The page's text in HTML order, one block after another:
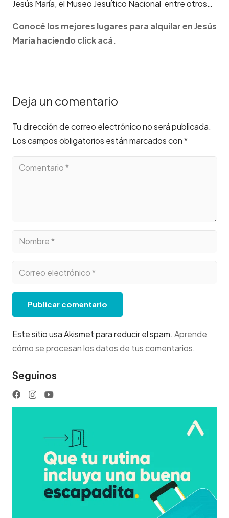
Jesús María, el Museo Jesuítico Nacional entre otros…
Conocé los mejores lugares para alquilar en Jesús
María haciendo click acá.
Deja un comentario
Tu dirección de correo electrónico no será publicada.
Los campos obligatorios están marcados con*
Publicar comentario
Este sitio usa Akismet para reducir el spam. Aprende
cómo se procesan los datos de tus comentarios.
Seguinos